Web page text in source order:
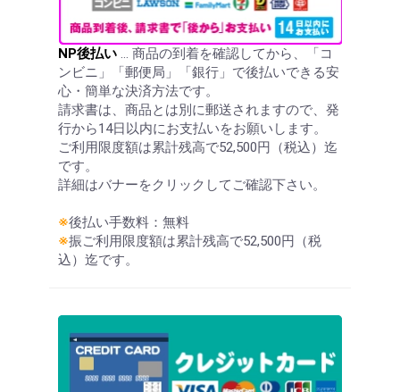
NP後払い … 商品の到着を確認してから、「コ
ンビニ」「郵便局」「銀行」で後払いできる安
心・簡単な決済方法です。
請求書は、商品とは別に郵送されますので、発
行から14日以内にお支払いをお願いします。
ご利用限度額は累計残高で52,500円（税込）迄
です。
詳細はバナーをクリックしてご確認下さい。
※後払い手数料：無料
※振ご利用限度額は累計残高で52,500円（税
込）迄です。